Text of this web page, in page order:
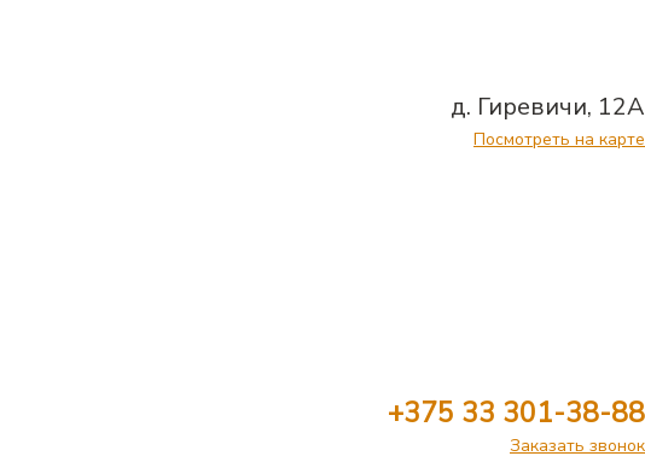
д. Гиревичи, 12А
Посмотреть на карте
+375 33 301-38-88
Заказать звонок